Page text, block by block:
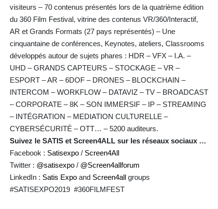
visiteurs – 70 contenus présentés lors de la quatrième édition
du 360 Film Festival, vitrine des contenus VR/360/Interactif,
AR et Grands Formats (27 pays représentés) – Une
cinquantaine de conférences, Keynotes, ateliers, Classrooms
développés autour de sujets phares : HDR – VFX – I.A. –
UHD – GRANDS CAPTEURS – STOCKAGE – VR –
ESPORT – AR – 6DOF – DRONES – BLOCKCHAIN –
INTERCOM – WORKFLOW – DATAVIZ – TV – BROADCAST
– CORPORATE – 8K – SON IMMERSIF – IP – STREAMING
– INTÉGRATION – MEDIATION CULTURELLE –
CYBERSÉCURITÉ – OTT… – 5200 auditeurs.
Suivez le SATIS et Screen4ALL sur les réseaux sociaux …
Facebook : Satisexpo / Screen4All
Twitter : @satisexpo / @Screen4allforum
LinkedIn : Satis Expo and Screen4all groups
#SATISEXPO2019 #360FILMFEST